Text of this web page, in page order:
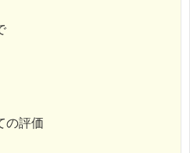
の評価